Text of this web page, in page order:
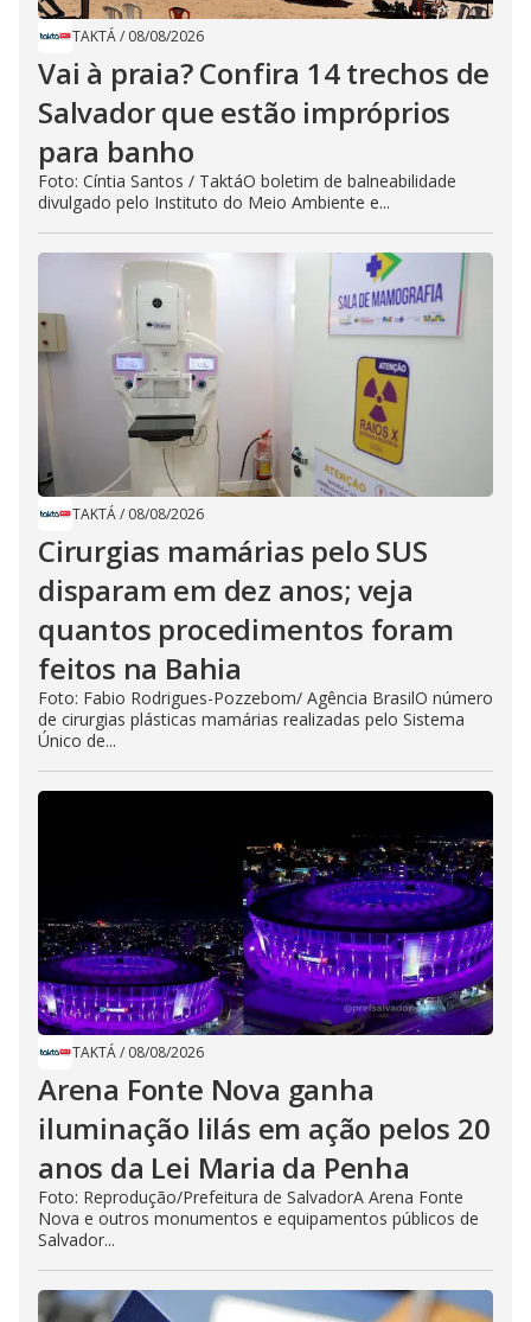
TAKTÁ/ 08/08/2026
Vai à praia? Confira 14 trechos de
Salvador que estão impróprios
para banho
Foto: Cíntia Santos / TaktáO boletim de balneabilidade
divulgado pelo Instituto do Meio Ambiente e...
TAKTÁ/ 08/08/2026
Cirurgias mamárias pelo SUS
disparam em dez anos; veja
quantos procedimentos foram
feitos na Bahia
Foto: Fabio Rodrigues-Pozzebom/ Agência BrasilO número
de cirurgias plásticas mamárias realizadas pelo Sistema
Único de...
TAKTÁ/ 08/08/2026
Arena Fonte Nova ganha
iluminação lilás em ação pelos 20
anos da Lei Maria da Penha
Foto: Reprodução/Prefeitura de SalvadorA Arena Fonte
Nova e outros monumentos e equipamentos públicos de
Salvador...